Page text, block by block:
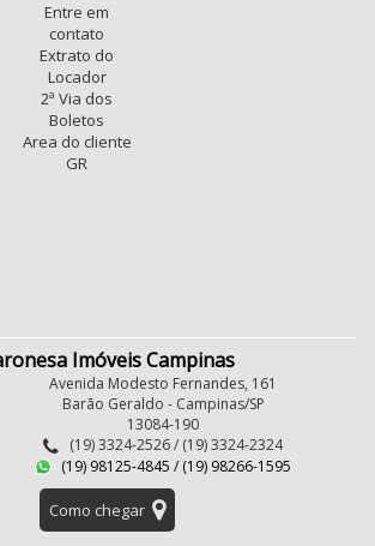
Entre em
contato
Extrato do
Locador
2ª Via dos
Boletos
Area do cliente
GR
Imóveis Campinas
Avenida Modesto Fernandes, 161
Barão Geraldo - Campinas/SP
13084-190
(19) 3324-2526 / (19) 3324-2324
(19) 98125-4845 / (19) 98266-1595
Como chegar